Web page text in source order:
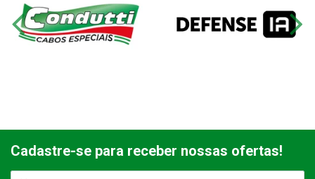
Cadastre-se para receber nossas ofertas!